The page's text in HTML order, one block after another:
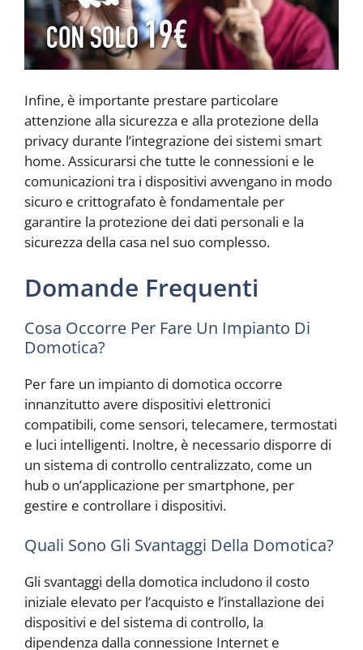
Infine, è importante prestare particolare
attenzione alla sicurezza e alla protezione della
privacy durante l’integrazione dei sistemi smart
home. Assicurarsi che tutte le connessioni e le
comunicazioni tra i dispositivi avvengano in modo
sicuro e crittografato è fondamentale per
garantire la protezione dei dati personali e la
sicurezza della casa nel suo complesso.
Domande Frequenti
Cosa Occorre Per Fare Un Impianto Di
Domotica?
Per fare un impianto di domotica occorre
innanzitutto avere dispositivi elettronici
compatibili, come sensori, telecamere, termostati
e luci intelligenti. Inoltre, è necessario disporre di
un sistema di controllo centralizzato, come un
hub o un’applicazione per smartphone, per
gestire e controllare i dispositivi.
Quali Sono Gli Svantaggi Della Domotica?
Gli svantaggi della domotica includono il costo
iniziale elevato per l’acquisto e l’installazione dei
dispositivi e del sistema di controllo, la
dipendenza dalla connessione Internet e